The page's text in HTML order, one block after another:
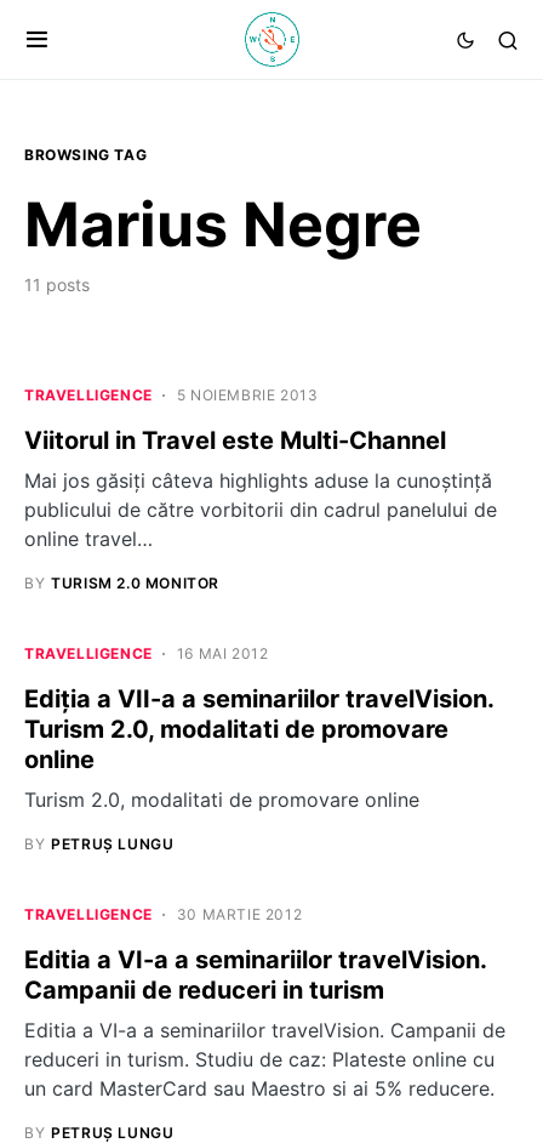
BROWSING TAG
Marius Negre
11 posts
TRAVELLIGENCE 5 NOIEMBRIE 2013
Viitorul in Travel este Multi-Channel
Mai jos găsiți câteva highlights aduse la cunoștință
publicului de către vorbitorii din cadrul panelului de
online travel…
BY TURISM 2.0 MONITOR
TRAVELLIGENCE 16 MAI 2012
Ediția a VII-a a seminariilor travelVision.
Turism 2.0, modalitati de promovare
online
Turism 2.0, modalitati de promovare online
BY PETRUȘ LUNGU
TRAVELLIGENCE 30 MARTIE 2012
Editia a VI-a a seminariilor travelVision.
Campanii de reduceri in turism
Editia a VI-a a seminariilor travelVision. Campanii de
reduceri in turism. Studiu de caz: Plateste online cu
un card MasterCard sau Maestro si ai 5% reducere.
BY PETRUȘ LUNGU